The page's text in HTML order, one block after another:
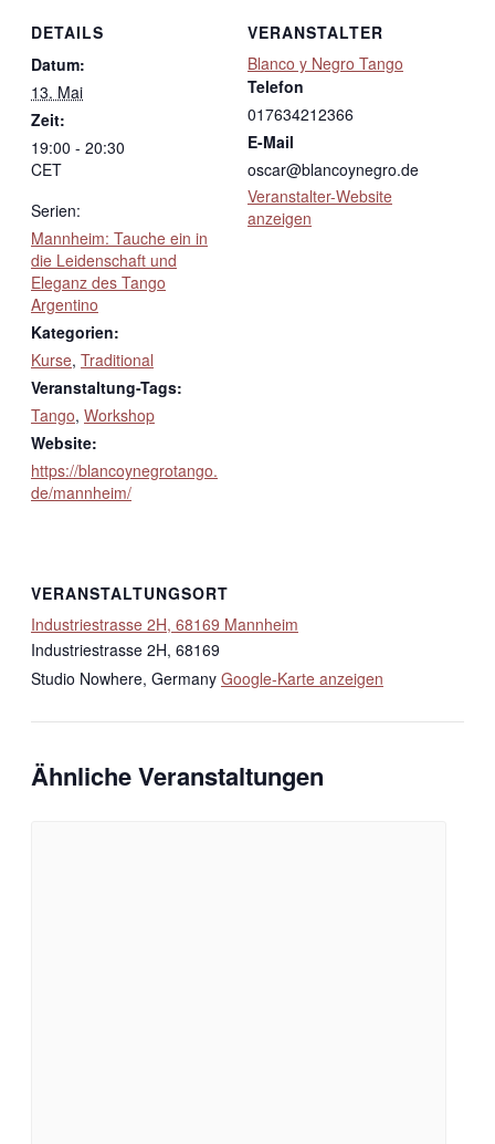
DETAILS
Datum:
13. Mai
Zeit:
19:00 - 20:30
CET
Serien:
Mannheim: Tauche ein in
die Leidenschaft und
Eleganz des Tango
Argentino
Kategorien:
Kurse, Traditional
Veranstaltung-Tags:
Tango, Workshop
Website:
https://blancoynegrotango.
de/mannheim/
VERANSTALTER
Blanco y Negro Tango
Telefon
017634212366
E-Mail
oscar@blancoynegro.de
Veranstalter-Website
anzeigen
VERANSTALTUNGSORT
Industriestrasse 2H, 68169 Mannheim
Industriestrasse 2H, 68169
Studio Nowhere, Germany Google-Karte anzeigen
Ähnliche Veranstaltungen